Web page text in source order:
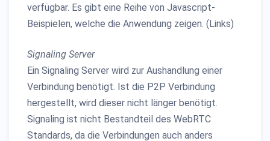
verfügbar. Es gibt eine Reihe von Javascript-
Beispielen, welche die Anwendung zeigen. (Links)
Signaling Server
Ein Signaling Server wird zur Aushandlung einer
Verbindung benötigt. Ist die P2P Verbindung
hergestellt, wird dieser nicht länger benötigt.
Signaling ist nicht Bestandteil des WebRTC
Standards, da die Verbindungen auch anders